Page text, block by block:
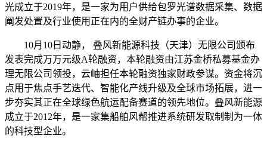
光成立于2019年，是一家为用户供给包罗光谱数据采集、数据
阐发处置及行业使用正在内的全财产链办事的企业。
10月10日动静， 叠风新能源科技（天津）无限公司颁布
发表完成万万元级A轮融资，本轮融资由江苏金桥私募基金办
理无限公司领投，云岫担任本轮融资独家财政参谋。资金将沉
点用于焦点手艺迭代、智能化产线升级及全球市场拓展，进一
步夯实其正在全球绿色航运配备赛道的领先地位。叠风新能源
成立于2012年，是一家集船舶风帮推进系统研发取制制为一体
的科技型企业。